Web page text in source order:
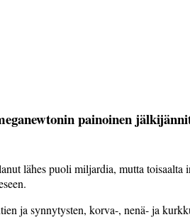
painoinen
lähes puoli miljardia, mutta
ja synnytysten, korva-, nenä- ja